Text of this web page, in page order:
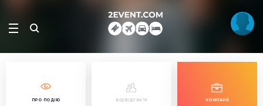
ПРО ПОДІЮ ВІДВІДУВАЧІ КОМПАНІЇ